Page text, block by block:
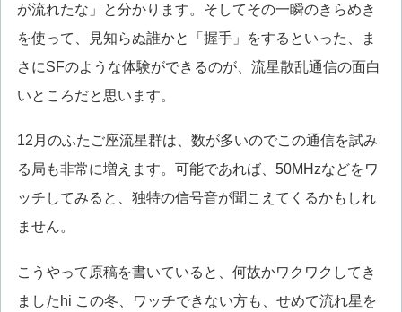
が流れたな」と分かります。そしてその一瞬のきらめき
を使って、見知らぬ誰かと「握手」をするといった、ま
さにSFのような体験ができるのが、流星散乱通信の面白
いところだと思います。
12月のふたご座流星群は、数が多いのでこの通信を試み
る局も非常に増えます。可能であれば、50MHzなどをワ
ッチしてみると、独特の信号音が聞こえてくるかもしれ
ません。
こうやって原稿を書いていると、何故かワクワクしてき
ましたhi この冬、ワッチできない方も、せめて流れ星を